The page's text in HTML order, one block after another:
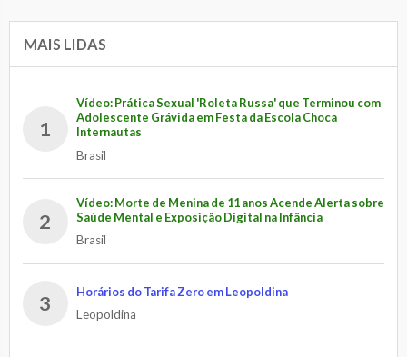
MAIS LIDAS
1
Vídeo: Prática Sexual 'Roleta Russa' que Terminou com
Adolescente Grávida em Festa da Escola Choca
Internautas
Brasil
2
Vídeo: Morte de Menina de 11 anos Acende Alerta sobre
Saúde Mental e Exposição Digital na Infância
Brasil
3
Horários do Tarifa Zero em Leopoldina
Leopoldina